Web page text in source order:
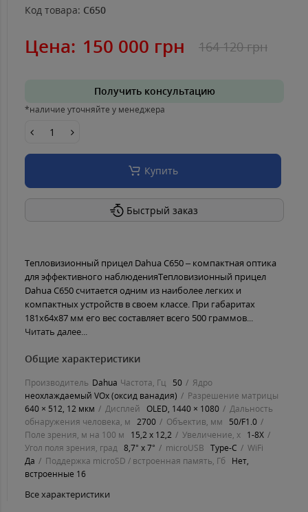
Код товара: C650
Цена: 150 000 грн 164 120 грн
Получить консультацию
*наличие уточняйте у менеджера
Купить
Быстрый заказ
Тепловизионный прицел Dahua C650 – компактная оптика
для эффективного наблюденияТепловизионный прицел
Dahua C650 считается одним из наиболее легких и
компактных устройств в своем классе. При габаритах
181х64х87 мм его вес составляет всего 500 граммов...
Читать далее...
Общие характеристики
Производитель Dahua Частота, Гц 50
Ядро
неохлаждаемый VOx (оксид ванадия)
Разрешение матрицы
640 × 512, 12 мкм
Дисплей OLED, 1440 × 1080
Дальность
обнаружения человека, м 2700 Объектив, мм
50/F1.0
Поле зрения, м на 100 м
15,2 х 12,2 Увеличение, х 1-8X
Угол поля зрения, град 8,7° х 7° microUSB Type-C
WiFi
Да
Поддержка microSD / встроенная память, Гб
Нет,
встроенные 16
Все характеристики